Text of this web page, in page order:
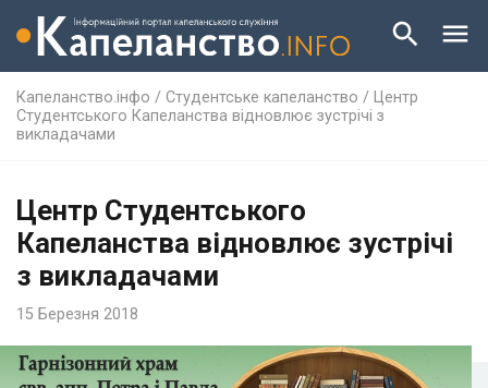
Капеланство.інфо / Студентське капеланство / Центр
Студентського Капеланства відновлює зустрічі з
викладачами
Центр Студентського
Капеланства відновлює зустрічі
з викладачами
15 Березня 2018